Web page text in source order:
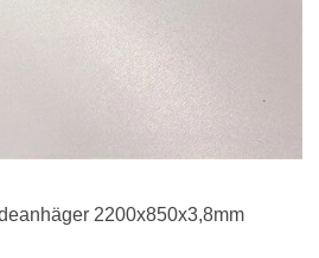
2200x850x3,8mm